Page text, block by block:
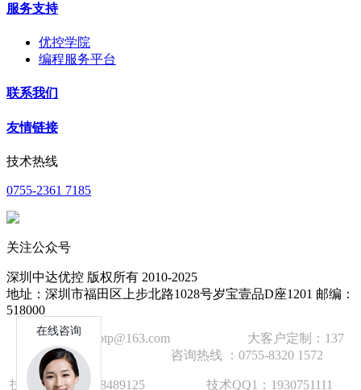
服务支持
优控学院
编程服务平台
联系我们
友情链接
技术热线
0755-2361 7185
关注公众号
深圳中达优控 版权所有 2010-2025
地址：深圳市福田区上步北路1028号岁宝壹品D座1201 邮编：
518000
技术邮箱：wzbtp@163.com 大客户定制：137
1392 2586 咨询热线 ：0755-8320 1572
技术手机：18928489125 技术QQ1：1930751111